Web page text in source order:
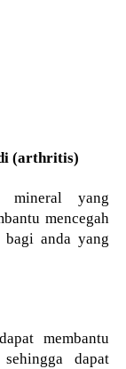
(arthritis)
mineral yang
mencegah
bagi anda yang
membantu
dapat